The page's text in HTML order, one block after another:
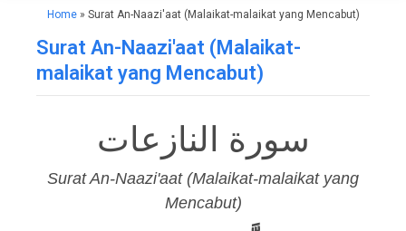
Home» Surat An-Naazi'aat (Malaikat-malaikat yang Mencabut)
Surat An-Naazi'aat (Malaikat-
malaikat yang Mencabut)
سورة النازعات
Surat An-Naazi'aat (Malaikat-malaikat yang
Mencabut)